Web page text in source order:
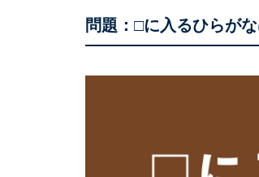
問題：□に入るひらがな